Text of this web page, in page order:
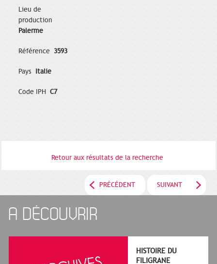
Lieu de
production
Palerme
Référence 3593
Pays Italie
Code IPH C7
Retour aux résultats de la recherche
PRÉCÉDENT SUIVANT
A DÉCOUVRIR
HISTOIRE DU
FILIGRANE